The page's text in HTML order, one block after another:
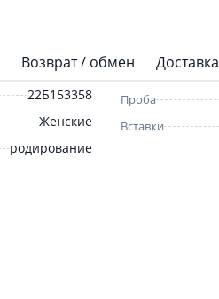
Возврат / обмен Доставка
22Б153358
Женские
родирование
Проба
Вставки